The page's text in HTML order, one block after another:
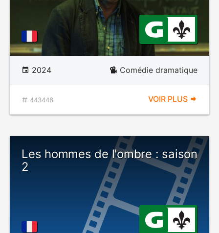
2024 Comédie dramatique
443448 VOIR PLUS
Les hommes de l'ombre : saison
2